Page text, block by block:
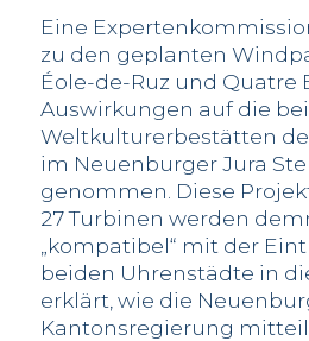
Eine
zu den geplanten
Éole-de-Ruz und Quatre
Auswirkungen auf die
Weltkulturerbestätten
im Neuenburger Jura
genommen. Diese
27 Turbinen werden
„kompatibel“ mit der
beiden Uhrenstädte in
erklärt, wie die
Kantonsregierung